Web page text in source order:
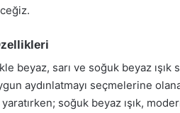
beyaz, sarı ve soğuk beyaz
aydınlatmayı seçmelerine
soğuk beyaz ışık,